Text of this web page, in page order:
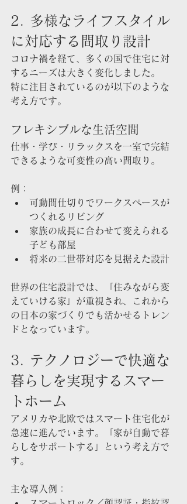
2. 多様なライフスタイル
に対応する間取り設計
コロナ禍を経て、多くの国で住宅に対
するニーズは大きく変化しました。
特に注目されているのが以下のような
考え方です。
フレキシブルな生活空間
仕事・学び・リラックスを一室で完結
できるような可変性の高い間取り。
例：
可動間仕切りでワークスペースが
つくれるリビング
家族の成長に合わせて変えられる
子ども部屋
将来の二世帯対応を見据えた設計
世界の住宅設計では、「住みながら変
えていける家」が重視され、これから
の日本の家づくりでも活かせるトレン
ドとなっています。
3. テクノロジーで快適な
暮らしを実現するスマー
トホーム
アメリカや北欧ではスマート住宅化が
急速に進んでいます。「家が自動で暮
らしをサポートする」という考え方で
す。
主な導入例：